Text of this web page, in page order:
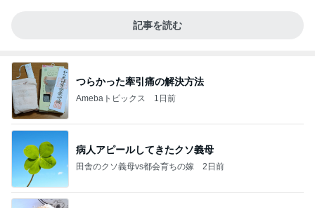
記事を読む
つらかった牽引痛の解決方法
Amebaトピックス 1日前
病人アピールしてきたクソ義母
田舎のクソ義母vs都会育ちの嫁 2日前